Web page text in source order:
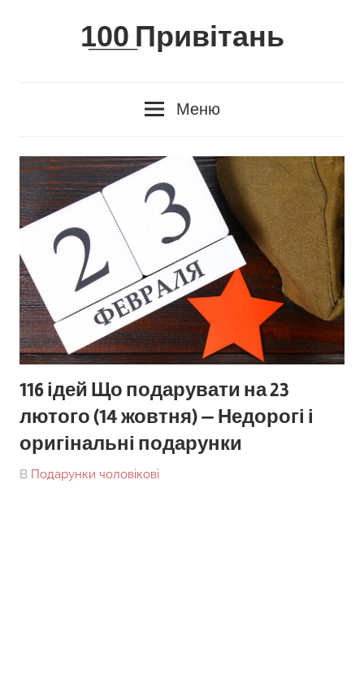
1̲0̲0̲ Привітань
Меню
116 ідей Що подарувати на 23
лютого (14 жовтня) — Недорогі і
оригінальні подарунки
On
By
В Подарунки чоловікові